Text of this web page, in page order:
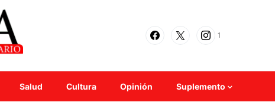
1
Salud Cultura Opinión Suplemento